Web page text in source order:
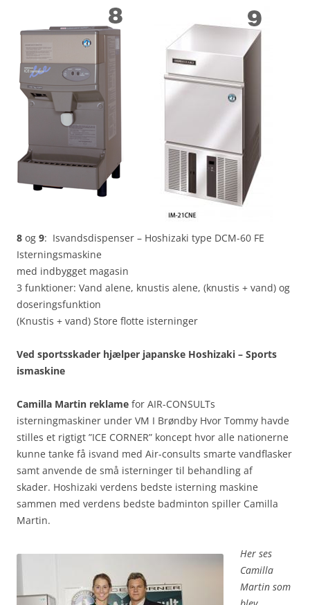
8 og 9: Isvandsdispenser – Hoshizaki type DCM-60 FE
Isterningsmaskine
med indbygget magasin
3 funktioner: Vand alene, knustis alene, (knustis + vand) og
doseringsfunktion
(Knustis + vand) Store flotte isterninger
Ved sportsskader hjælper japanske Hoshizaki – Sports
ismaskine
Camilla Martin reklame for AIR-CONSULTs
isterningmaskiner under VM I Brøndby Hvor Tommy havde
stilles et rigtigt ”ICE CORNER” koncept hvor alle nationerne
kunne tanke få isvand med Air-consults smarte vandflasker
samt anvende de små isterninger til behandling af
skader. Hoshizaki verdens bedste isterning maskine
sammen med verdens bedste badminton spiller Camilla
Martin.
Her ses
Camilla
Martin som